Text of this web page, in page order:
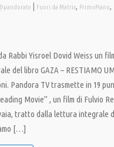
| Fuori da Matrix, PrimoPiano,
Rabbi Yisroel Dovid Weiss un
del libro GAZA – RESTIAMO
Pandora TV trasmette in 19
Movie” , un film di Fulvio
tratto dalla lettura integrale
[…]